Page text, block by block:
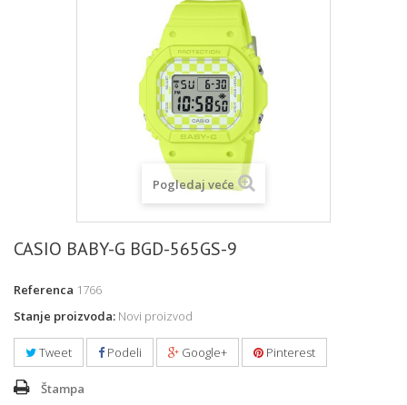
Pogledaj veće
CASIO BABY-G BGD-565GS-9
Referenca 1766
Stanje proizvoda: Novi proizvod
Tweet Podeli Google+ Pinterest
Štampa